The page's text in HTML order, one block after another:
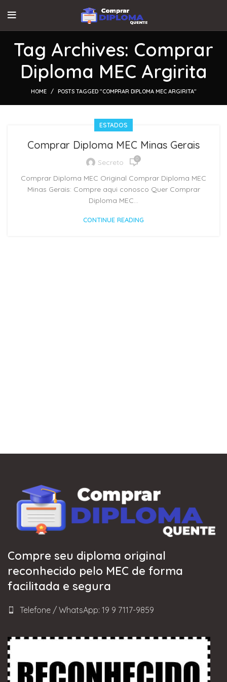
Tag Archives: Comprar
Diploma MEC Argirita
HOME POSTS TAGGED "COMPRAR DIPLOMA MEC ARGIRITA"
ESTADOS
Comprar Diploma MEC Minas Gerais
Secreto 0
Comprar Diploma MEC Original Comprar Diploma MEC
Minas Gerais: Compre aqui conosco Quer Comprar
Diploma MEC...
CONTINUE READING
Compre seu diploma original
reconhecido pelo MEC de forma
facilitada e segura
Telefone / WhatsApp: 19 9 7117-9859